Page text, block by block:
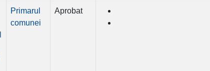
Primarul
comunei
Aprobat